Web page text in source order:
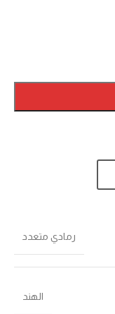
رمادي متعدد
الهند